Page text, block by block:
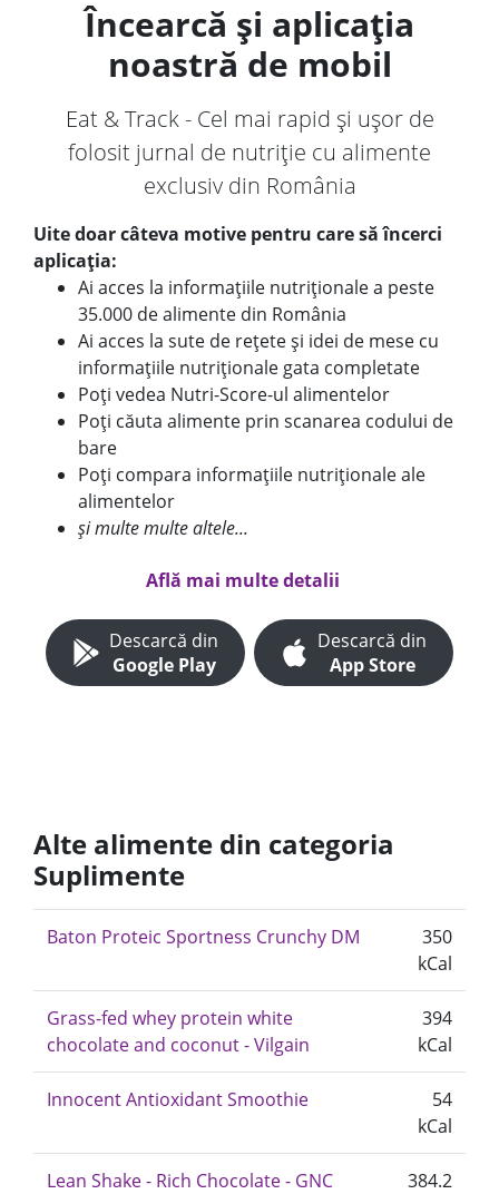
Încearcă și aplicația
noastră de mobil
Eat & Track - Cel mai rapid și ușor de
folosit jurnal de nutriție cu alimente
exclusiv din România
Uite doar câteva motive pentru care să încerci
aplicația:
Ai acces la informațiile nutriționale a peste
35.000 de alimente din România
Ai acces la sute de rețete și idei de mese cu
informațiile nutriționale gata completate
Poți vedea Nutri-Score-ul alimentelor
Poți căuta alimente prin scanarea codului de
bare
Poți compara informațiile nutriționale ale
alimentelor
și multe multe altele...
Află mai multe detalii
Descarcă din
Google Play
Descarcă din
App Store
Alte alimente din categoria
Suplimente
Baton Proteic Sportness Crunchy DM
350
kCal
Grass-fed whey protein white
chocolate and coconut - Vilgain
394
kCal
Innocent Antioxidant Smoothie
54
kCal
Lean Shake - Rich Chocolate - GNC
384.2